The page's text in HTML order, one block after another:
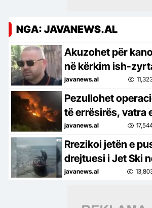
NGA: JAVANEWS.AL
Akuzohet për
në kërkim ish-
Uljan Shpataraku
javanews.al
Pezullohet
të errësirës, vatra
Drenije vijon të
javanews.al
Rrezikoi jetën e
drejtuesi i Jet Ski
me 3 milionë lekë
javanews.al